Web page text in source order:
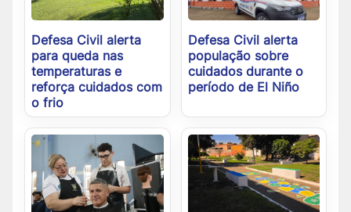
Defesa Civil alerta
para queda nas
temperaturas e
reforça cuidados com
o frio
Defesa Civil alerta
população sobre
cuidados durante o
período de El Niño